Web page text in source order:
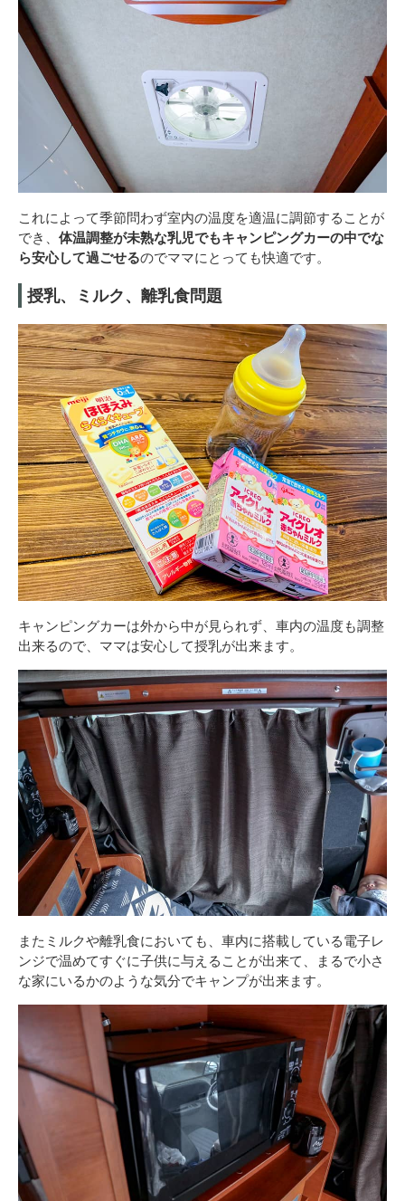
これによって季節問わず室内の温度を適温に調節することが
でき、 体温調整が未熟な乳児でもキャンピングカーの中でな
ら安心して過ごせるのでママにとっても快適です。
授乳、ミルク、離乳食問題
キャンピングカーは外から中が見られず、車内の温度も調整
出来るので、ママは安心して授乳が出来ます。
またミルクや離乳食においても、車内に搭載している電子レ
ンジで温めてすぐに子供に与えることが出来て、まるで小さ
な家にいるかのような気分でキャンプが出来ます。